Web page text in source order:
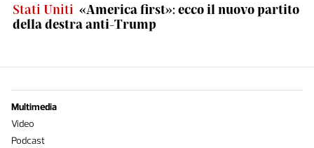
Stati Uniti «America first»: ecco il nuovo partito
della destra anti-Trump
Multimedia
Video
Podcast